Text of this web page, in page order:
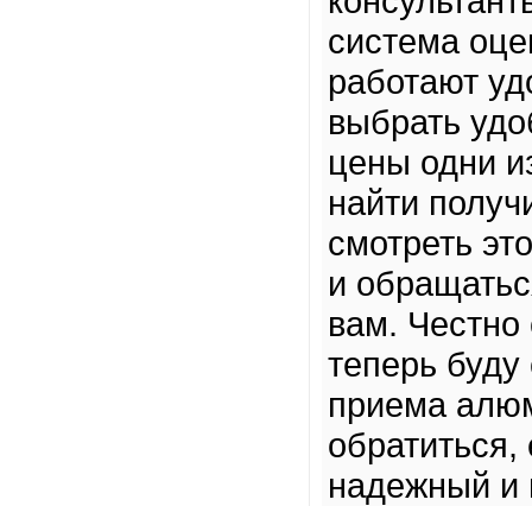
система
работают
выбрать
цены одни
найти
смотреть
и
вам. Честно
теперь
приема
надежный и